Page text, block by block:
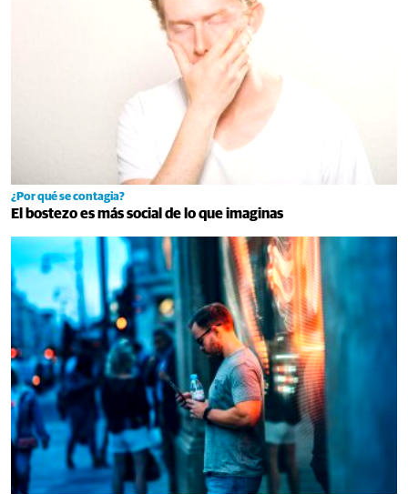
¿Por qué se contagia?
El bostezo es más social de lo que imaginas